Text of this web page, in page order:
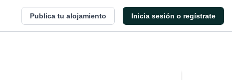
Publica tu alojamiento Inicia sesión o regístrate